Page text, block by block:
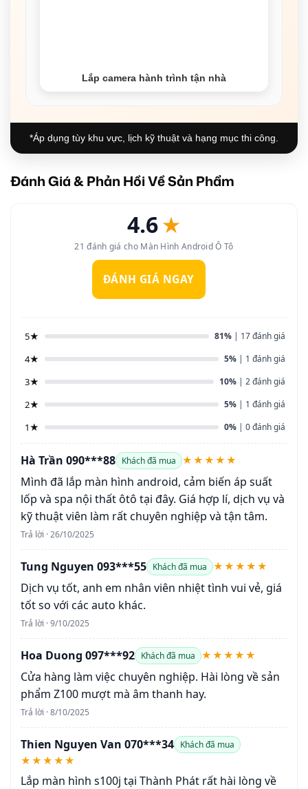
Lắp camera hành trình tận nhà
*Áp dụng tùy khu vực, lịch kỹ thuật và hạng mục thi công.
Đánh Giá & Phản Hồi Về Sản Phẩm
4.6★
21 đánh giá cho Màn Hình Android Ô Tô
ĐÁNH GIÁ NGAY
5★ 81% | 17 đánh giá
4★ 5% | 1 đánh giá
3★ 10% | 2 đánh giá
2★ 5% | 1 đánh giá
1★ 0% | 0 đánh giá
Hà Trần 090***88 Khách đã mua ★★★★★
Mình đã lắp màn hình android, cảm biến áp suất
lốp và spa nội thất ôtô tại đây. Giá hợp lí, dịch vụ và
kỹ thuật viên làm rất chuyên nghiệp và tận tâm.
Trả lời · 26/10/2025
Tung Nguyen 093***55 Khách đã mua ★★★★★
Dịch vụ tốt, anh em nhân viên nhiệt tình vui vẻ, giá
tốt so với các auto khác.
Trả lời · 9/10/2025
Hoa Duong 097***92 Khách đã mua ★★★★★
Cửa hàng làm việc chuyên nghiệp. Hài lòng về sản
phẩm Z100 mượt mà âm thanh hay.
Trả lời · 8/10/2025
Thien Nguyen Van 070***34 Khách đã mua
★★★★★
Lắp màn hình s100j tại Thành Phát rất hài lòng về